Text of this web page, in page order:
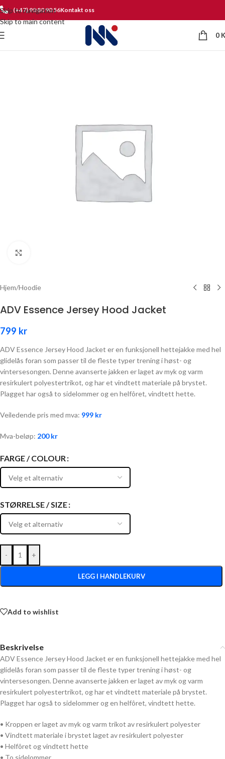
Skip to navigation
Skip to main content
(+47) 90 80 90 56Kontakt oss
0
Hjem/Hoodie
ADV Essence Jersey Hood Jacket
799 kr
ADV Essence Jersey Hood Jacket er en funksjonell hettejakke med hel
glidelås foran som passer til de fleste typer trening i høst- og
vintersesongen. Denne avanserte jakken er laget av myk og varm
resirkulert polyestertrikot, og har et vindtett materiale på brystet.
Plagget har også to sidelommer og en helfôret, vindtett hette.
Veiledende pris med mva: 999 kr
Mva-beløp: 200kr
FARGE / COLOUR
STØRRELSE / SIZE
- +
LEGG I HANDLEKURV
Add to wishlist
Beskrivelse
ADV Essence Jersey Hood Jacket er en funksjonell hettejakke med hel
glidelås foran som passer til de fleste typer trening i høst- og
vintersesongen. Denne avanserte jakken er laget av myk og varm
resirkulert polyestertrikot, og har et vindtett materiale på brystet.
Plagget har også to sidelommer og en helfôret, vindtett hette.
• Kroppen er laget av myk og varm trikot av resirkulert polyester
• Vindtett materiale i brystet laget av resirkulert polyester
• Helfôret og vindtett hette
• To sidelommer